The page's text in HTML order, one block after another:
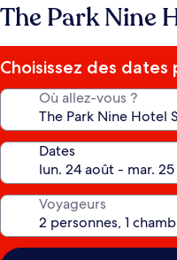
The Park Nine
Choisissez des dates
Où allez-vous ?
Dates
Voyageurs